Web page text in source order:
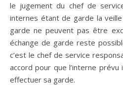
le jugement du chef de
internes étant de garde la
garde ne peuvent pas être
échange de garde reste
c’est le chef de service
accord pour que l’interne
effectuer sa garde.